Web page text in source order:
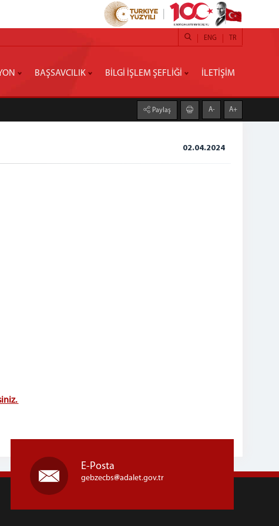
TR
ENG
BAŞSAVCILIK BİLGİ İŞLEM ŞEFLİĞİ İLETİŞİM
Paylaş A- A+
02.04.2024
E-Posta
gebzecbs adalet.gov.tr